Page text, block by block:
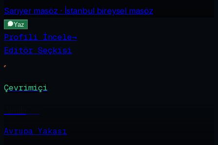
Sarıyermasöz · İstanbul bireysel masöz
Yaz
Profili İncele→
Editör Seçkisi
Çevrimiçi
Avrupa Yakası